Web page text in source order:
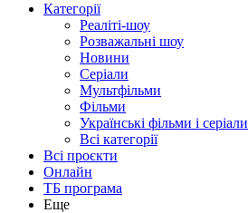
Категорії
Реаліті-шоу
Розважальні шоу
Новини
Серіали
Мультфільми
Фільми
Українські фільми і серіали
Всі категорії
Всі проєкти
Онлайн
ТБ програма
Еще